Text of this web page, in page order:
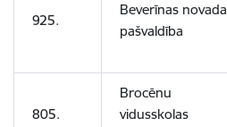
925.
Beverīnas novada
pašvaldība
805.
Brocēnu
vidusskolas